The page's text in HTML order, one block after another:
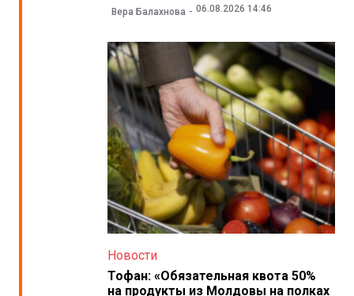
Вера Балахнова 06.08.2026 14:46
Новости
Тофан: «Обязательная квота 50%
на продукты из Молдовы на полках